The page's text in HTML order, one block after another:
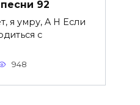
92
я умру, A H Если
с
948